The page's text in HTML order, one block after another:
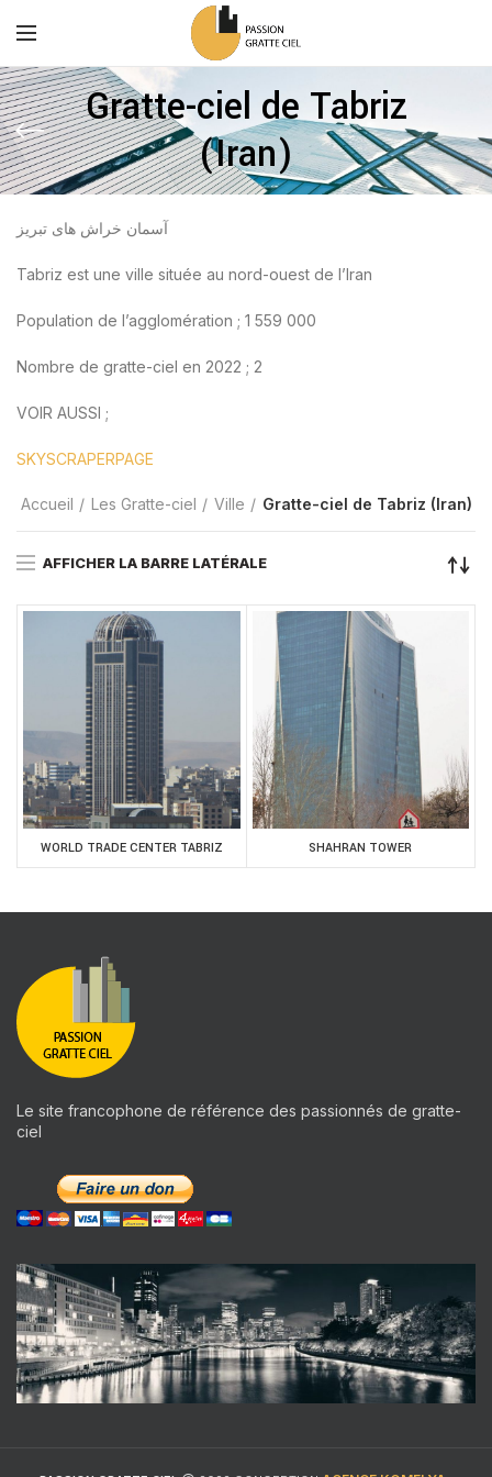
Gratte-ciel de Tabriz
(Iran)
آسمان خراش های تبریز
Tabriz est une ville située au nord-ouest de l’Iran
Population de l’agglomération ; 1 559 000
Nombre de gratte-ciel en 2022 ; 2
VOIR AUSSI ;
SKYSCRAPERPAGE
Accueil Les Gratte-ciel Ville Gratte-ciel de Tabriz (Iran)
AFFICHER LA BARRE LATÉRALE
WORLD TRADE CENTER TABRIZ SHAHRAN TOWER
Le site francophone de référence des passionnés de gratte-
ciel